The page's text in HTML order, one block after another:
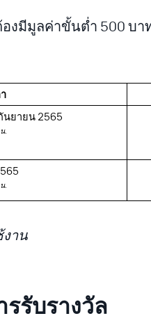
องมีมูลค่าขั้นต่ำ 500 บ
นยายน 2565
.
.
าน
รับรางวัล